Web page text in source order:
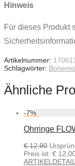
Hinweis
Für dieses Produkt
Artikelnummer:
Schlagwörter:
Ähnliche
-7%
Ohrringe
€12,90
Preis ist: €